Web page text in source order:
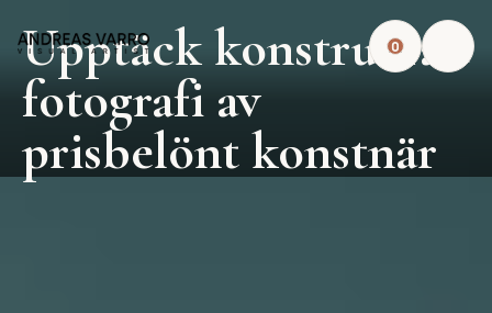
0
Upptäck konstruerad
fotografi av
prisbelönt konstnär